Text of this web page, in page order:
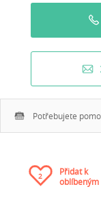
Potřebujete
2
Přidat k
oblíbeným